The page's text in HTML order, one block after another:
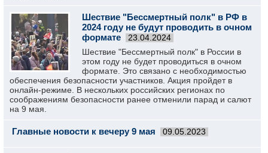
Шествие "Бессмертный полк" в РФ в
2024 году не будут проводить в очном
формате
23.04.2024
Шествие "Бессмертный полк" в России в
этом году не будет проводиться в очном
формате. Это связано с необходимостью
обеспечения безопасности участников. Акция пройдет в
онлайн-режиме. В нескольких российских регионах по
соображениям безопасности ранее отменили парад и салют
на 9 мая.
Главные новости к вечеру 9 мая 09.05.2023